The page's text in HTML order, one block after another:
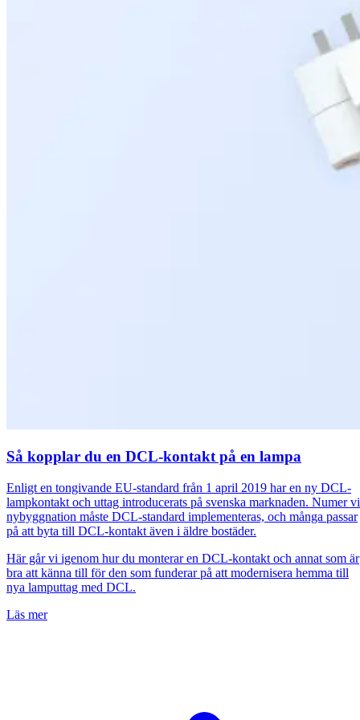
Så kopplar du en DCL-kontakt på en lampa
Enligt en tongivande EU-standard från 1 april 2019 har en ny DCL-
lampkontakt och uttag introducerats på svenska marknaden. Numer
nybyggnation måste DCL-standard implementeras, och många passar
på att byta till DCL-kontakt även i äldre bostäder.
Här går vi igenom hur du monterar en DCL-kontakt och annat som är
bra att känna till för den som funderar på att modernisera hemma till
nya lamputtag med DCL.
Läs mer